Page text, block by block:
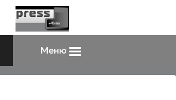
Меню